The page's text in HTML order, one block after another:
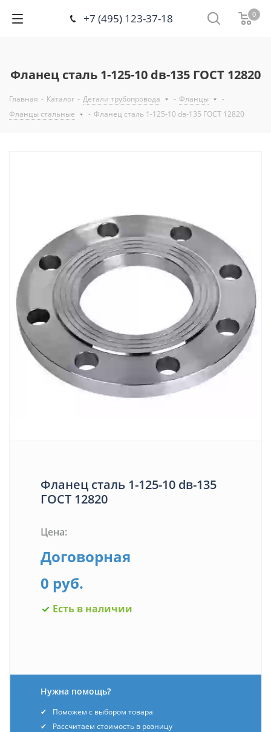
+7 (495) 123-37-18 0
Фланец сталь 1-125-10 dв-135 ГОСТ 12820
Главная - Каталог - Детали трубопровода - Фланцы
-
Фланцы стальные
- Фланец сталь 1-125-10 dв-135 ГОСТ 12820
Фланец сталь 1-125-10 dв-135
ГОСТ 12820
Цена:
Договорная
0 руб.
Есть в наличии
Нужна помощь?
Поможем с выбором товара
Рассчитаем стоимость в розницу